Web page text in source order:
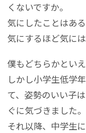
くないですか。
気にしたことはあ
気にするほど気に
僕もどちらかとい
しかし小学生低学
て、姿勢のいい子
ぐに気づきました。
それ以降、中学生